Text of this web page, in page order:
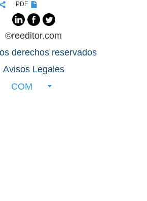
PDF
©reeditor.com
derechos reservados
Avisos Legales